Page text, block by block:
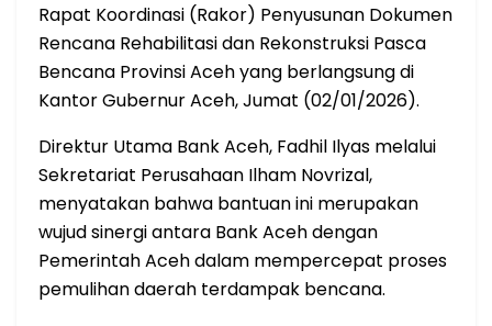
Rapat Koordinasi (Rakor) Penyusunan Dokumen
Rencana Rehabilitasi dan Rekonstruksi Pasca
Bencana Provinsi Aceh yang berlangsung di
Kantor Gubernur Aceh, Jumat (02/01/2026).
​Direktur Utama Bank Aceh, Fadhil Ilyas melalui
Sekretariat Perusahaan Ilham Novrizal,
menyatakan bahwa bantuan ini merupakan
wujud sinergi antara Bank Aceh dengan
Pemerintah Aceh dalam mempercepat proses
pemulihan daerah terdampak bencana.